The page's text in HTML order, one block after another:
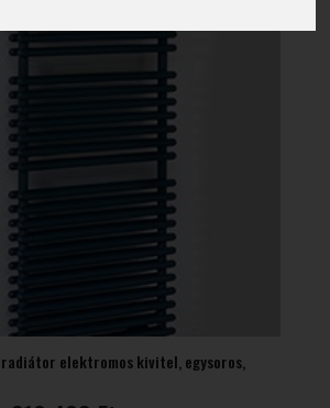
radiátor elektromos kivitel, egysoros,